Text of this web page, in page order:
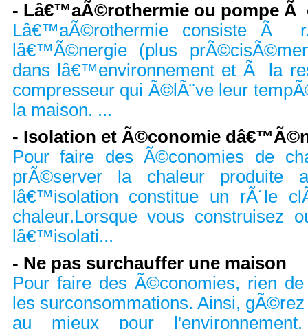
- Lâ€™aÃ©rothermie ou pompe Ã
Lâ€™aÃ©rothermie consiste Ã
lâ€™Ã©nergie (plus
dans lâ€™environnement et Ã la
compresseur qui Ã©lÃ¨ve leur
la maison. ...
- Isolation et Ã©conomie
Pour faire des Ã©conomies de
prÃ©server la chaleur produite
lâ€™isolation constitue un rÃ´le
chaleur.Lorsque vous construisez
lâ€™isolati...
- Ne pas surchauffer une maison
Pour faire des Ã©conomies, rien
les surconsommations. Ainsi,
au mieux pour